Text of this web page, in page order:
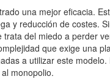
una mejor eficacia.
y reducción de costes.
del miedo a perder
que exige una
a utilizar este
monopolio.